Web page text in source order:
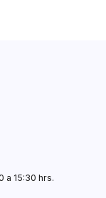
a 15:30 hrs.